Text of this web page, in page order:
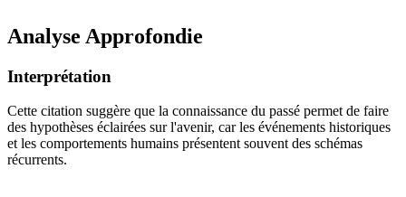
Analyse Approfondie
Interprétation
Cette citation suggère que la connaissance du passé permet de faire
des hypothèses éclairées sur l'avenir, car les événements historiques
et les comportements humains présentent souvent des schémas
récurrents.